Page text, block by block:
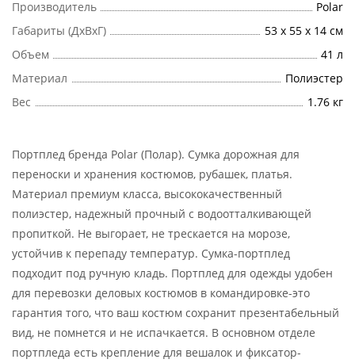
Производитель
Polar
Габариты (ДхВхГ)
53 х 55 х 14 см
Объем
41 л
Материал
Полиэстер
Вес
1.76 кг
Портплед бренда Polar (Полар). Сумка дорожная для
переноски и хранения костюмов, рубашек, платья.
Материал премиум класса, высококачественный
полиэстер, надежный прочный с водоотталкивающей
пропиткой. Не выгорает, не трескается на морозе,
устойчив к перепаду температур. Сумка-портплед
подходит под ручную кладь. Портплед для одежды удобен
для перевозки деловых костюмов в командировке-это
гарантия того, что ваш костюм сохранит презентабельный
вид, не помнется и не испачкается. В основном отделе
портпледа есть крепление для вешалок и фиксатор-